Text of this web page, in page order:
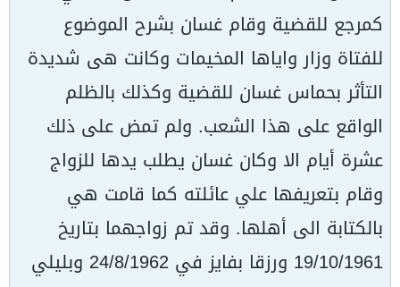
كمرجع للقضية وقام غسان بشرح الموضوع
للفتاة وزار واياها المخيمات وكانت هى شديدة
التأثر بحماس غسان للقضية وكذلك بالظلم
الواقع على هذا الشعب. ولم تمض على ذلك
عشرة أيام الا وكان غسان يطلب يدها للزواج
وقام بتعريفها علي عائلته كما قامت هي
بالكتابة الى أهلها. وقد تم زواجهما بتاريخ
19/10/1961 ورزقا بفايز في 24/8/1962 وبليلي